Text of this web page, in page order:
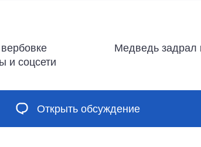
и соцсети
Медведь задрал
Открыть обсуждение